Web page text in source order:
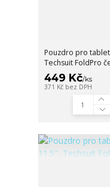
Pouzdro pro tablet
Techsuit FoldPro
449 Kč/ks
371 Kč bez DPH